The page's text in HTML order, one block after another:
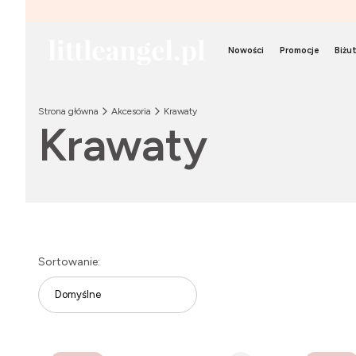
Nowości Promocje
Strona główna Akcesoria Krawaty
Krawaty
Lista produktów
Sortowanie:
Domyślne